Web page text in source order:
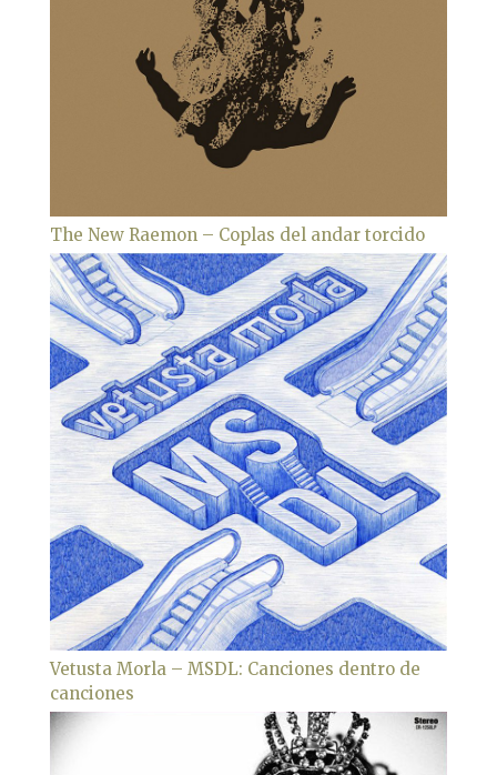
The New Raemon – Coplas del andar torcido
Vetusta Morla – MSDL: Canciones dentro de
canciones